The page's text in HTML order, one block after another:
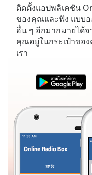
Skip
Forward
Mute
Current
Time0:00
TypeLIVE
Seek to
live,
behind
ติดตั้งแอปพลิเคชัน
ของคุณและฟัง แบบ
อื่น ๆ อีกมากมายได้
คุณอยู่ในกระเป๋าขอ
เรา
สหรัฐ